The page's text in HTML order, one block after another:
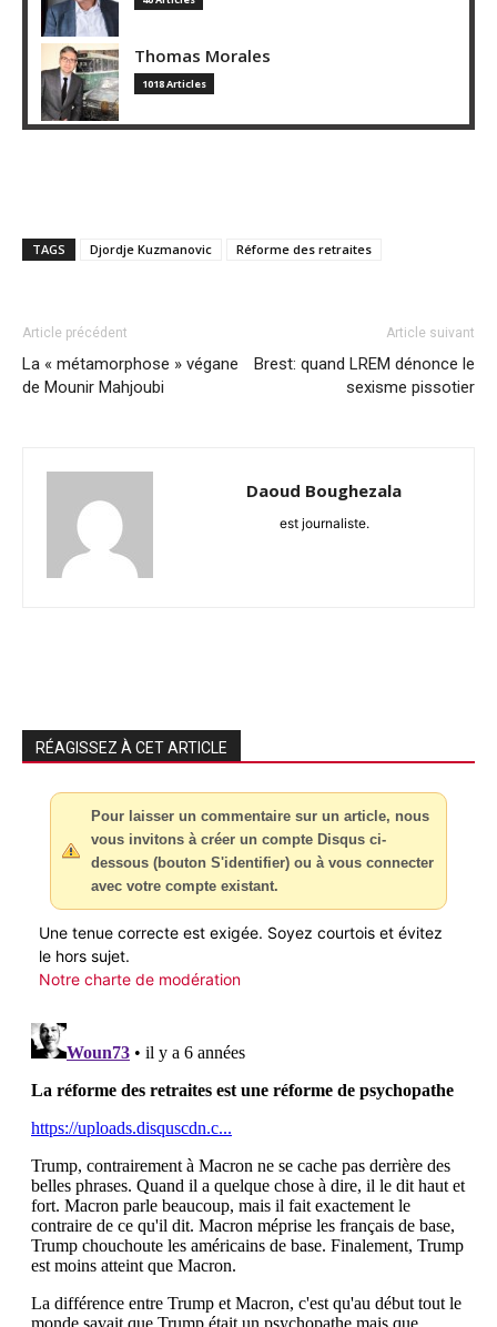
Thomas Morales
1018 Articles
TAGS Djordje Kuzmanovic Réforme des retraites
Article précédent
La « métamorphose » végane
de Mounir Mahjoubi
Article suivant
Brest: quand LREM dénonce le
sexisme pissotier
Daoud Boughezala
est journaliste.
RÉAGISSEZ À CET ARTICLE
Pour laisser un commentaire sur un article, nous
vous invitons à créer un compte Disqus ci-
dessous (bouton S'identifier) ou à vous connecter
avec votre compte existant.
Une tenue correcte est exigée. Soyez courtois et évitez
le hors sujet.
Notre charte de modération